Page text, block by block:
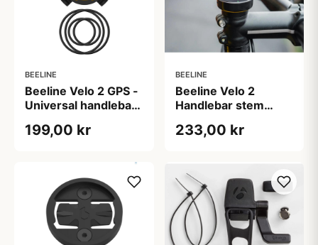
BEELINE
Beeline Velo 2 GPS -
Universal handlebar
199,00 kr
BEELINE
Beeline Velo 2
Handlebar stem
233,00 kr